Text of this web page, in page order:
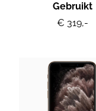
Gebruikt
€ 319,-